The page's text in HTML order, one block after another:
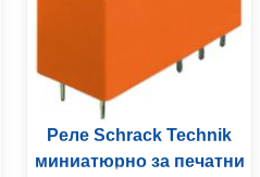
Реле Schrack Technik
миниатюрно за печатни